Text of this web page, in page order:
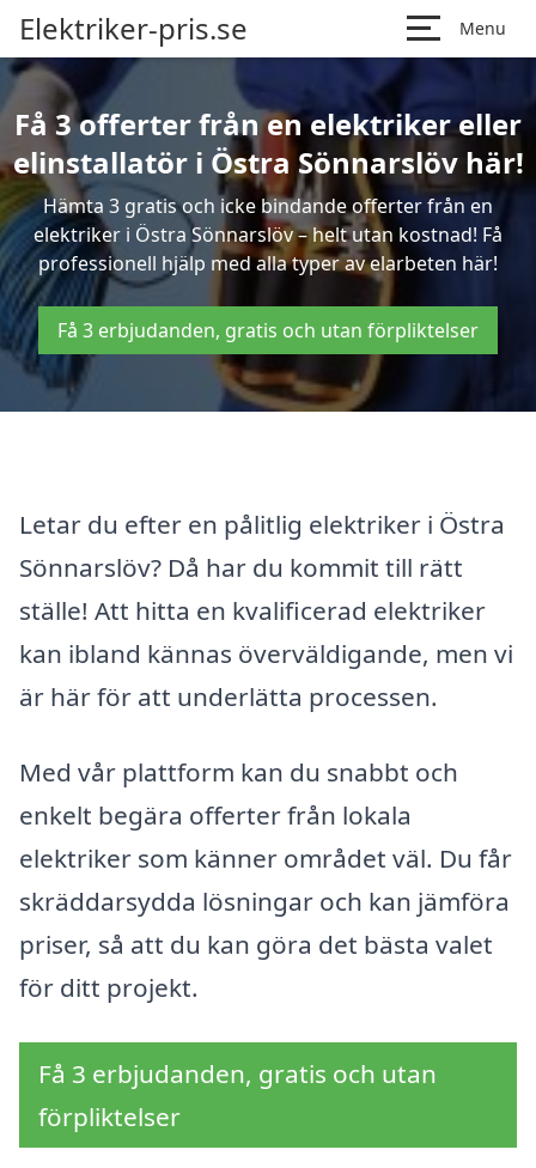
Elektriker-pris.se Menu
Få 3 offerter från en elektriker eller
elinstallatör i Östra Sönnarslöv här!
Hämta 3 gratis och icke bindande offerter från en
elektriker i Östra Sönnarslöv – helt utan kostnad! Få
professionell hjälp med alla typer av elarbeten här!
Få 3 erbjudanden, gratis och utan förpliktelser
Letar du efter en pålitlig elektriker i Östra
Sönnarslöv? Då har du kommit till rätt
ställe! Att hitta en kvalificerad elektriker
kan ibland kännas överväldigande, men vi
är här för att underlätta processen.
Med vår plattform kan du snabbt och
enkelt begära offerter från lokala
elektriker som känner området väl. Du får
skräddarsydda lösningar och kan jämföra
priser, så att du kan göra det bästa valet
för ditt projekt.
Få 3 erbjudanden, gratis och utan
förpliktelser